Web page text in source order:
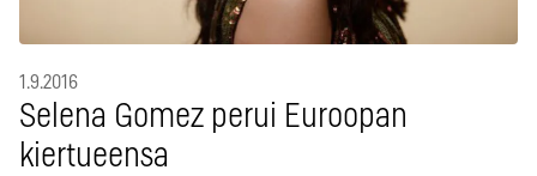
1.9.2016
Selena Gomez perui Euroopan
kiertueensa